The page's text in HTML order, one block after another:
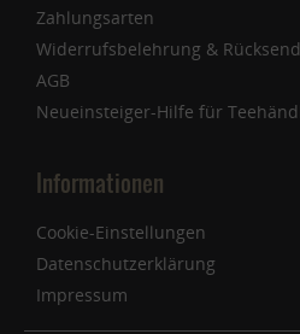
Zahlungsarten
Widerrufsbelehrung &
AGB
Neueinsteiger-Hilfe für
Informationen
Cookie-Einstellungen
Datenschutzerklärung
Impressum